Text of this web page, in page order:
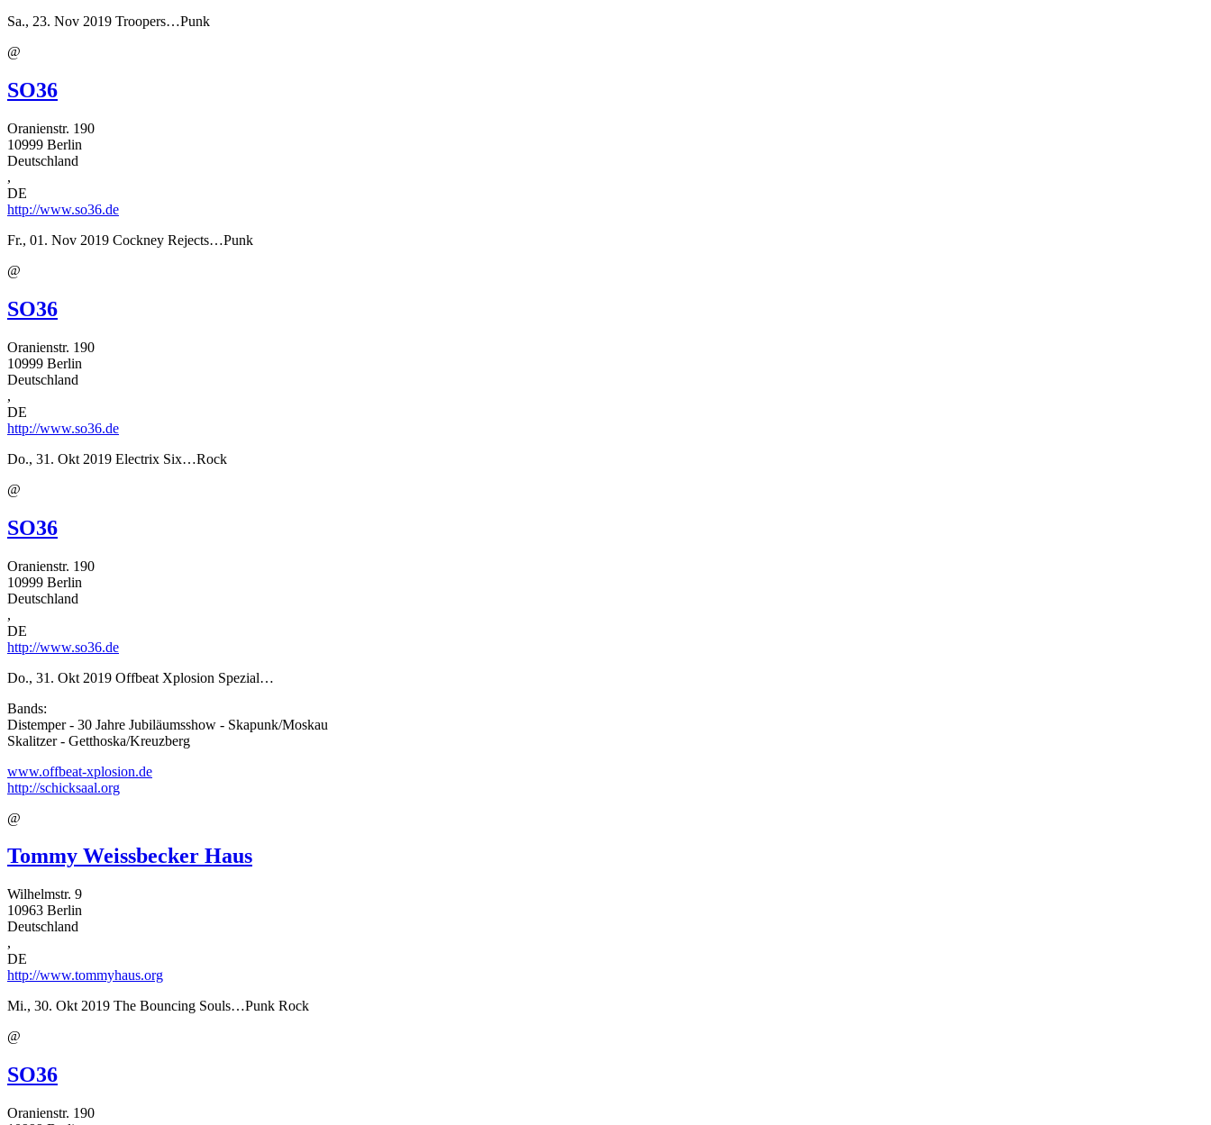
Sa., 23. Nov 2019 Troopers…Punk
@
SO36
Oranienstr. 190
10999 Berlin
Deutschland
,
DE
http://www.so36.de
Fr., 01. Nov 2019 Cockney Rejects…Punk
@
SO36
Oranienstr. 190
10999 Berlin
Deutschland
,
DE
http://www.so36.de
Do., 31. Okt 2019 Electrix Six…Rock
@
SO36
Oranienstr. 190
10999 Berlin
Deutschland
,
DE
http://www.so36.de
Do., 31. Okt 2019 Offbeat Xplosion Spezial…
Bands:
Distemper - 30 Jahre Jubiläumsshow - Skapunk/Moskau
Skalitzer - Getthoska/Kreuzberg
www.offbeat-xplosion.de
http://schicksaal.org
@
Tommy Weissbecker Haus
Wilhelmstr. 9
10963 Berlin
Deutschland
,
DE
http://www.tommyhaus.org
Mi., 30. Okt 2019 The Bouncing Souls…Punk Rock
@
SO36
Oranienstr. 190